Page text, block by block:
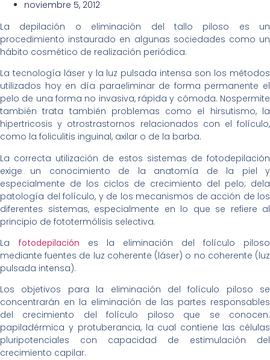
noviembre 5, 2012
La depilación o eliminación del tallo piloso es un
procedimiento instaurado en algunas sociedades como un
hábito cosmético de realización periódica.
La tecnología láser y la luz pulsada intensa son los métodos
utilizados hoy en día paraeliminar de forma permanente el
pelo de una forma no invasiva, rápida y cómoda. Nospermite
también trata también problemas como el hirsutismo, la
hipertricosis y otrostrastornos relacionados con el folículo,
como la foliculitis inguinal, axilar o de la barba.
La correcta utilización de estos sistemas de fotodepilación
exige un conocimiento de la anatomía de la piel y
especialmente de los ciclos de crecimiento del pelo; dela
patología del folículo, y de los mecanismos de acción de los
diferentes sistemas, especialmente en lo que se refiere al
principio de fototermólisis selectiva.
La fotodepilación es la eliminación del folículo piloso
mediante fuentes de luz coherente (láser) o no coherente (luz
pulsada intensa).
Los objetivos para la eliminación del folículo piloso se
concentrarán en la eliminación de las partes responsables
del crecimiento del folículo piloso que se conocen:
papiladérmica y protuberancia, la cual contiene las células
pluripotenciales con capacidad de estimulación del
crecimiento capilar.